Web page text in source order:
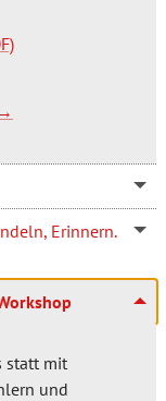
Erinnern.
statt mit
und